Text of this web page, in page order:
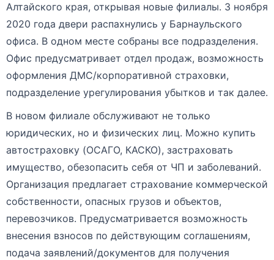
Алтайского края, открывая новые филиалы. 3 ноября
2020 года двери распахнулись у Барнаульского
офиса. В одном месте собраны все подразделения.
Офис предусматривает отдел продаж, возможность
оформления ДМС/корпоративной страховки,
подразделение урегулирования убытков и так далее.
В новом филиале обслуживают не только
юридических, но и физических лиц. Можно купить
автостраховку (ОСАГО, КАСКО), застраховать
имущество, обезопасить себя от ЧП и заболеваний.
Организация предлагает страхование коммерческой
собственности, опасных грузов и объектов,
перевозчиков. Предусматривается возможность
внесения взносов по действующим соглашениям,
подача заявлений/документов для получения